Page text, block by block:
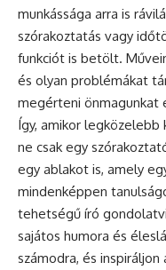
munkássága arra is
szórakoztatás vagy
funkciót is betölt.
és olyan problémákat
megérteni önmagunkat
Így, amikor
ne csak egy
egy ablakot is, amely
mindenképpen
tehetségű író
sajátos humora és
számodra, és